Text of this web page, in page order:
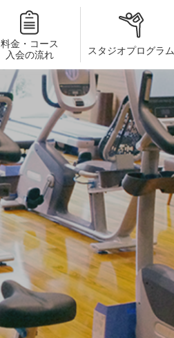
料金・コース
入会の流れ
スタジオプログラム